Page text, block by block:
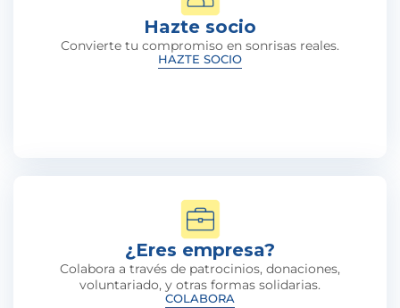
Hazte socio
Convierte tu compromiso en sonrisas reales.
HAZTE SOCIO
¿Eres empresa?
Colabora a través de patrocinios, donaciones,
voluntariado, y otras formas solidarias.
COLABORA